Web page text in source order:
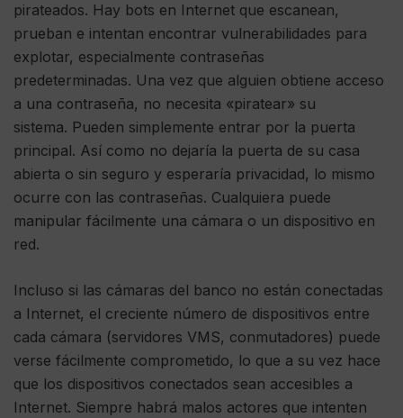
pirateados. Hay bots en Internet que escanean,
prueban e intentan encontrar vulnerabilidades para
explotar, especialmente contraseñas
predeterminadas. Una vez que alguien obtiene acceso
a una contraseña, no necesita «piratear» su
sistema. Pueden simplemente entrar por la puerta
principal. Así como no dejaría la puerta de su casa
abierta o sin seguro y esperaría privacidad, lo mismo
ocurre con las contraseñas. Cualquiera puede
manipular fácilmente una cámara o un dispositivo en
red.
Incluso si las cámaras del banco no están conectadas
a Internet, el creciente número de dispositivos entre
cada cámara (servidores VMS, conmutadores) puede
verse fácilmente comprometido, lo que a su vez hace
que los dispositivos conectados sean accesibles a
Internet. Siempre habrá malos actores que intenten